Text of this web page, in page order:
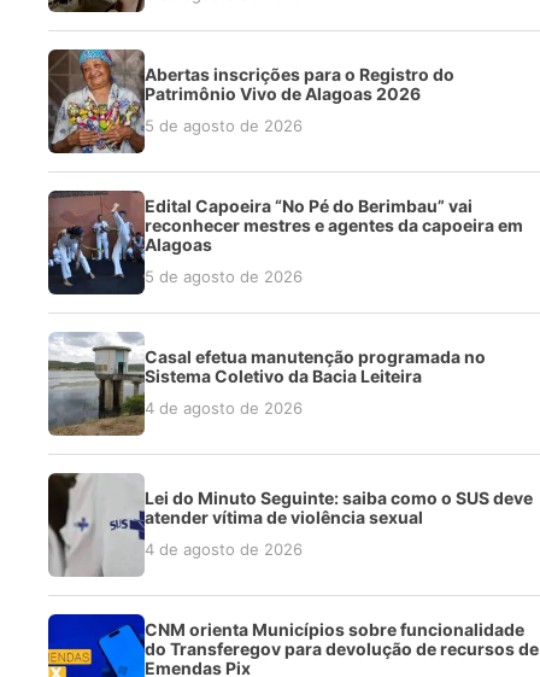
Abertas inscrições para o Registro do
Patrimônio Vivo de Alagoas 2026
5 de agosto de 2026
Edital Capoeira “No Pé do Berimbau” vai
reconhecer mestres e agentes da capoeira em
Alagoas
5 de agosto de 2026
Casal efetua manutenção programada no
Sistema Coletivo da Bacia Leiteira
4 de agosto de 2026
Lei do Minuto Seguinte: saiba como o SUS deve
atender vítima de violência sexual
4 de agosto de 2026
CNM orienta Municípios sobre funcionalidade
do Transferegov para devolução de recursos de
Emendas Pix